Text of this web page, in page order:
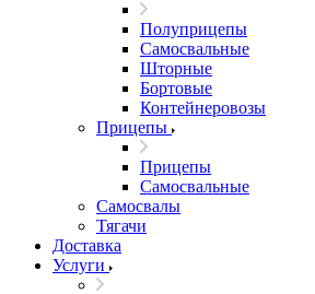
Полуприцепы
Самосвальные
Шторные
Бортовые
Контейнеровозы
Прицепы
Прицепы
Самосвальные
Самосвалы
Тягачи
Доставка
Услуги